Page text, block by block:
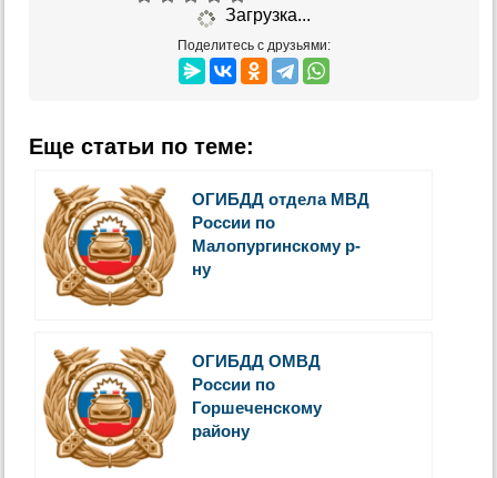
Загрузка...
Поделитесь с друзьями:
Еще статьи по теме:
ОГИБДД отдела МВД
России по
Малопургинскому р-
ну
ОГИБДД ОМВД
России по
Горшеченскому
району